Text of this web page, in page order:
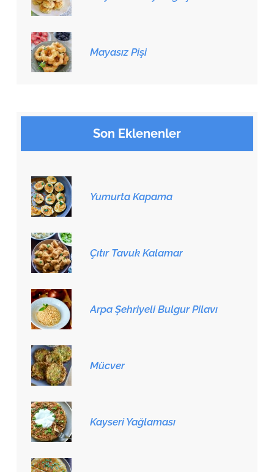
Mayasız Pişi
Son Eklenenler
Yumurta Kapama
Çıtır Tavuk Kalamar
Arpa Şehriyeli Bulgur Pilavı
Mücver
Kayseri Yağlaması